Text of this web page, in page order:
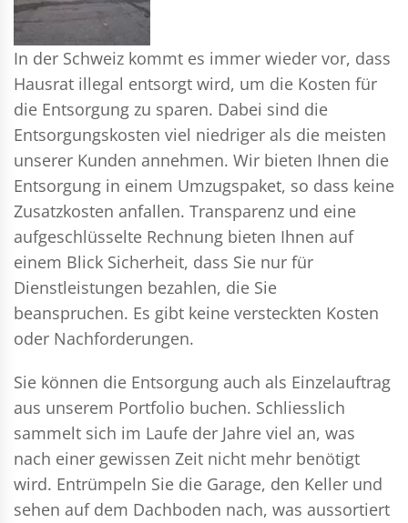
In der Schweiz kommt es immer wieder vor, dass
Hausrat illegal entsorgt wird, um die Kosten für
die Entsorgung zu sparen. Dabei sind die
Entsorgungskosten viel niedriger als die meisten
unserer Kunden annehmen. Wir bieten Ihnen die
Entsorgung in einem Umzugspaket, so dass keine
Zusatzkosten anfallen. Transparenz und eine
aufgeschlüsselte Rechnung bieten Ihnen auf
einem Blick Sicherheit, dass Sie nur für
Dienstleistungen bezahlen, die Sie
beanspruchen. Es gibt keine versteckten Kosten
oder Nachforderungen.
Sie können die Entsorgung auch als Einzelauftrag
aus unserem Portfolio buchen. Schliesslich
sammelt sich im Laufe der Jahre viel an, was
nach einer gewissen Zeit nicht mehr benötigt
wird. Entrümpeln Sie die Garage, den Keller und
sehen auf dem Dachboden nach, was aussortiert